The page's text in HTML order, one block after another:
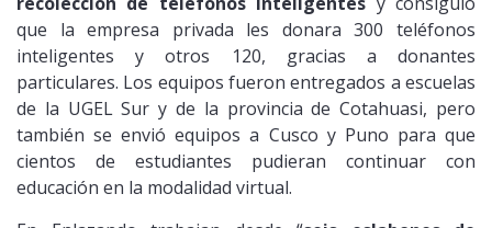
que la empresa privada les donara 300 teléfonos
inteligentes y otros 120, gracias a donantes
particulares. Los equipos fueron entregados a escuelas
de la UGEL Sur y de la provincia de Cotahuasi, pero
también se envió equipos a Cusco y Puno para que
cientos de estudiantes pudieran continuar con
educación en la modalidad virtual.